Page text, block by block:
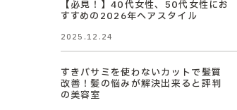
【必見！】40代女性、50代女性にお
すすめの2026年ヘアスタイル
2025.12.24
すきバサミを使わないカットで髪質
改善！髪の悩みが解決出来ると評判
の美容室